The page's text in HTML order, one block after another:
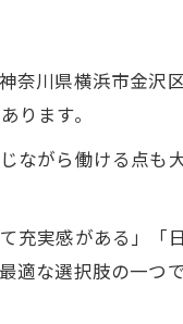
川県横浜市金沢
ります。
ながら働ける点
実感がある」「
な選択肢の一つで